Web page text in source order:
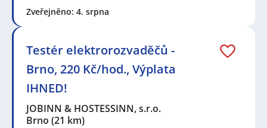
Zveřejněno: 4. srpna
Testér elektrorozvaděčů -
Brno, 220 Kč/hod., Výplata
IHNED!
JOBINN & HOSTESSINN, s.r.o.
Brno (21 km)